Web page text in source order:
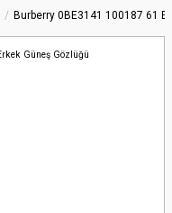
Burberry 0BE3141 100187 61